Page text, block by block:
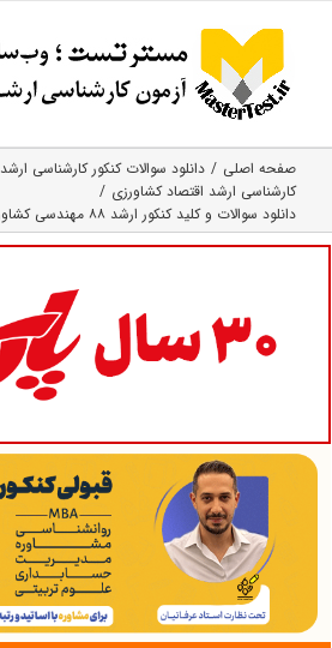
content
صفحه اصلی
دانلود سوالات کنکور کارشناسی ارشد
کارشناسی ارشد اقتصاد کشاورزی
دانلود سوالات و کلید کنکور ارشد ۸۸ مهندسی کشاورزی-اقتصاد کشاورزی (رایگان)